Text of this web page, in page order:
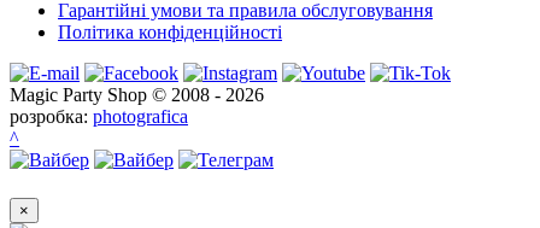
Гарантійні умови та правила обслуговування
Політика конфіденційності
Magic Party Shop © 2008 - 2026
розробка: photografica
^
×